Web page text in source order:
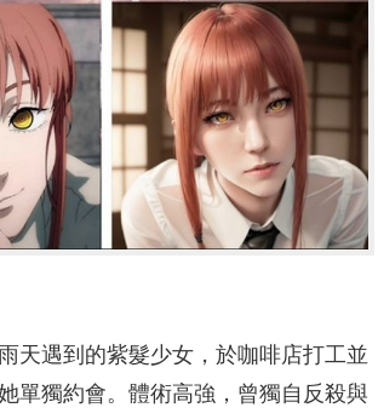
天遇到的紫髮少女，於咖啡店打工並
單獨約會。體術高強，曾獨自反殺與